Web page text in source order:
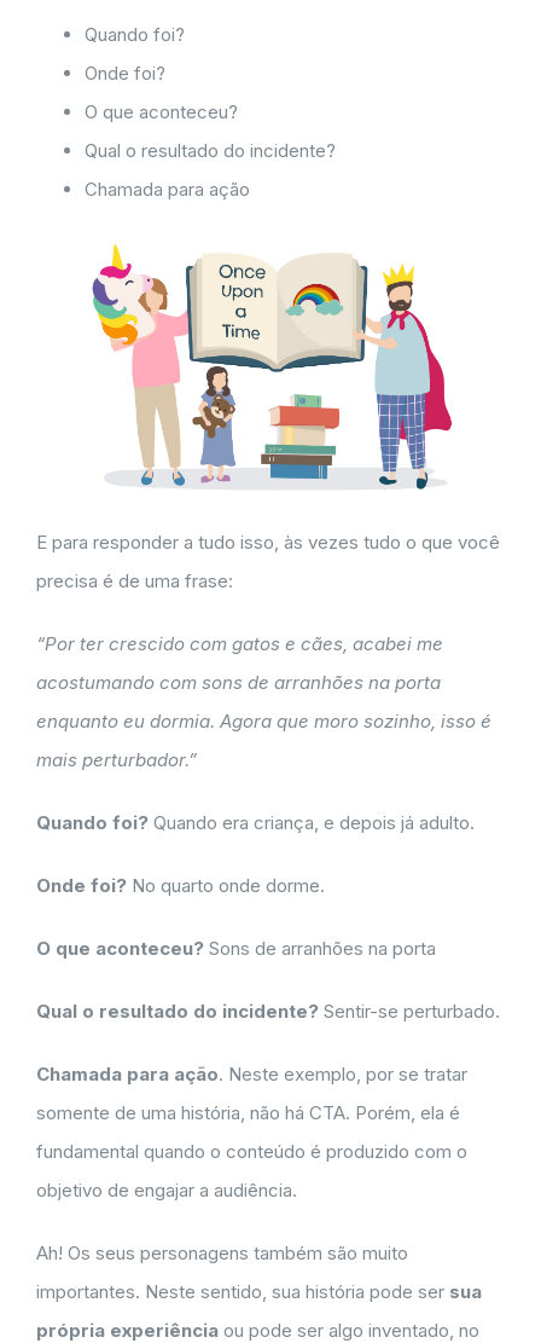
Quando foi?
Onde foi?
O que aconteceu?
Qual o resultado do incidente?
Chamada para ação
E para responder a tudo isso, às vezes tudo o que você
precisa é de uma frase:
“Por ter crescido com gatos e cães, acabei me
acostumando com sons de arranhões na porta
enquanto eu dormia. Agora que moro sozinho, isso é
mais perturbador.”
Quando foi? Quando era criança, e depois já adulto.
Onde foi? No quarto onde dorme.
O que aconteceu? Sons de arranhões na porta
Qual o resultado do incidente? Sentir-se perturbado.
Chamada para ação. Neste exemplo, por se tratar
somente de uma história, não há CTA. Porém, ela é
fundamental quando o conteúdo é produzido com o
objetivo de engajar a audiência.
Ah! Os seus personagens também são muito
importantes. Neste sentido, sua história pode ser sua
própria experiênciaou pode ser algo inventado, no